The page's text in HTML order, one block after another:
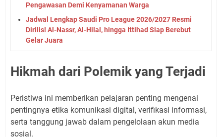
Pengawasan Demi Kenyamanan Warga
Jadwal Lengkap Saudi Pro League 2026/2027 Resmi
Dirilis! Al-Nassr, Al-Hilal, hingga Ittihad Siap Berebut
Gelar Juara
Hikmah dari Polemik yang Terjadi
Peristiwa ini memberikan pelajaran penting mengenai
pentingnya etika komunikasi digital, verifikasi informasi,
serta tanggung jawab dalam pengelolaan akun media
sosial.